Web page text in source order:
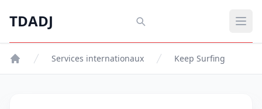
TDADJ
TDADJ
Services internationaux Keep Surfing